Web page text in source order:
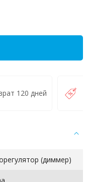
120 дней
(диммер)